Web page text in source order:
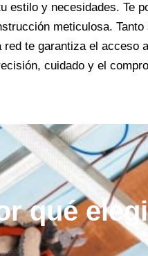
estilo y necesidades.
meticulosa.
te garantiza el
cuidado y el
qué